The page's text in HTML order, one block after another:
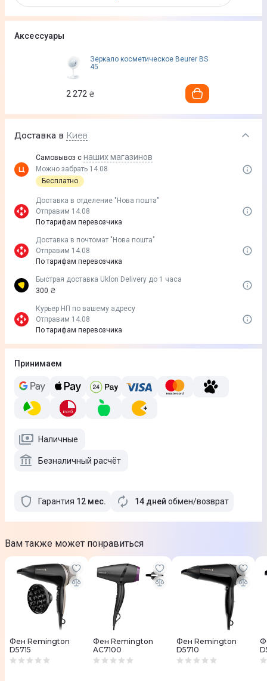
Аксессуары
Зеркало косметическое Beurer BS
45
2 272 ₴
Доставка в Киев
Самовывоз с наших магазинов
Можно забрать 14.08
Бесплатно
Доставка в отделение "Нова пошта"
Отправим 14.08
По тарифам перевозчика
Доставка в почтомат "Нова пошта"
Отправим 14.08
По тарифам перевозчика
Быстрая доставка Uklon Delivery до 1 часа
300 ₴
Курьер НП по вашему адресу
Отправим 14.08
По тарифам перевозчика
Принимаем
Наличные
Безналичный расчёт
Гарантия 12 мес. 14 дней обмен/возврат
Вам также может понравиться
Фен Remington
D5715
Фен Remington
AC7100
Фен Remington
D5710